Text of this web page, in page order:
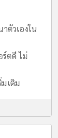
ตัวเองใน
ตดี ไม่
เติม